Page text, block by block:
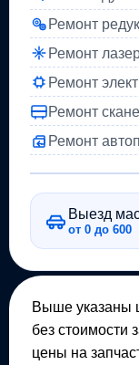
Ремонт
Ремонт
Ремонт
Ремонт
Ремонт
Выезд
от 0 до 600
Выше указаны
без стоимости
цены на